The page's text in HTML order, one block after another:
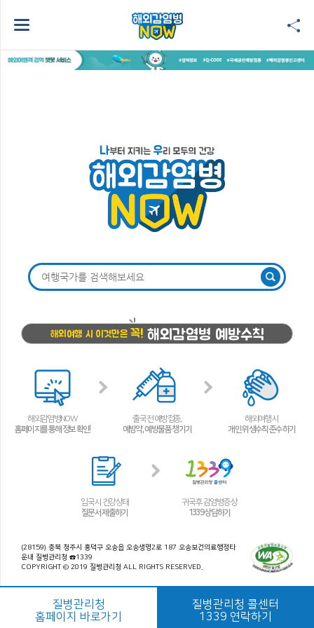
해외여행 시 이것만은 꼭! 해외감염병 예방수칙
해외감염병NOW
홈페이지를 통해 정보 확인!
출국 전 예방접종,
예방약, 예방물품 챙기기
해외여행 시
개인 위생수칙 준수하기
입국 시 건강상태
질문서 제출하기
귀국 후 감염병 증상
1339 상담하기
(28159) 충북 청주시 흥덕구 오송읍 오송생명2로 187 오송보건의료행정타
운내 질병관리청 ☎1339
COPYRIGHT © 2019 질병관리청 ALL RIGHTS RESERVED.
질병관리청
홈페이지 바로가기
질병관리청 콜센터
1339 연락하기